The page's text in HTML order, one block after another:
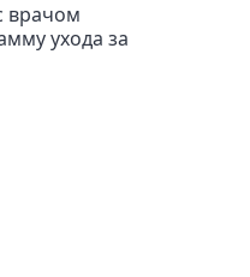
врачом
ухода за